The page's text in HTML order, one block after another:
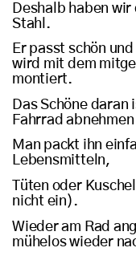
Deshalb haben
Stahl.
Er passt schön
wird mit dem
montiert.
Das Schöne
Fahrrad
Man packt ihn
Lebensmitteln,
Tüten oder
nicht ein).
Wieder am Rad
mühelos wieder